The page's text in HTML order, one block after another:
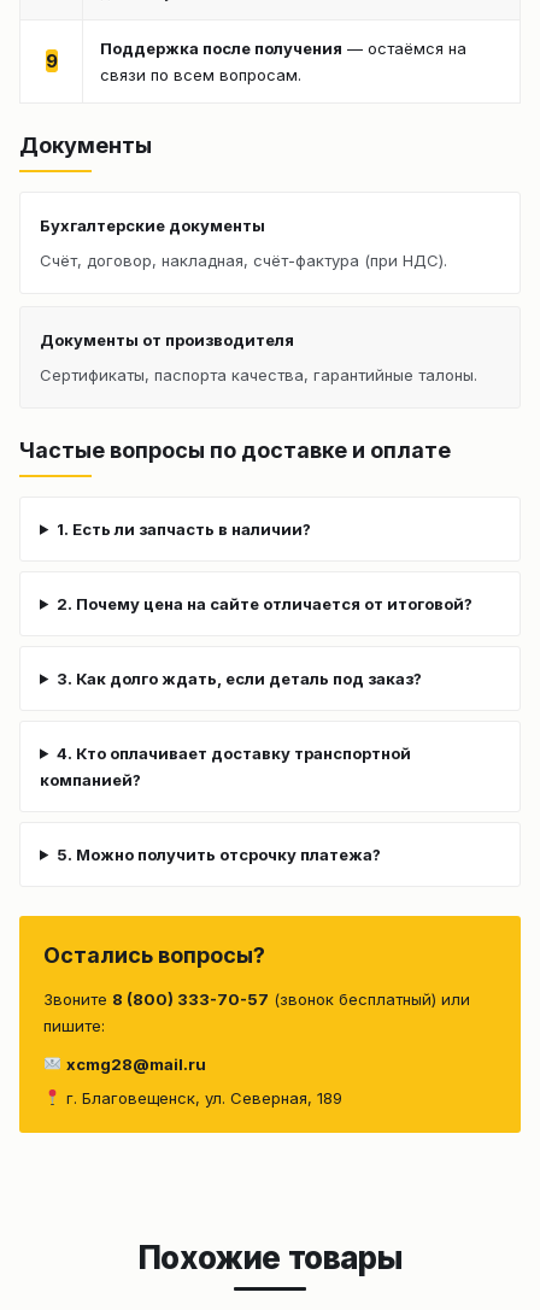
9
Поддержка после получения — остаёмся на
связи по всем вопросам.
Документы
Бухгалтерские документы
Счёт, договор, накладная, счёт-фактура (при НДС).
Документы от производителя
Сертификаты, паспорта качества, гарантийные талоны.
Частые вопросы по доставке и оплате
1. Есть ли запчасть в наличии?
2. Почему цена на сайте отличается от итоговой?
3. Как долго ждать, если деталь под заказ?
4. Кто оплачивает доставку транспортной
компанией?
5. Можно получить отсрочку платежа?
Остались вопросы?
Звоните 8 (800) 333-70-57 (звонок бесплатный) или
пишите:
xcmg28@mail.ru
г. Благовещенск, ул. Северная, 189
Похожие товары